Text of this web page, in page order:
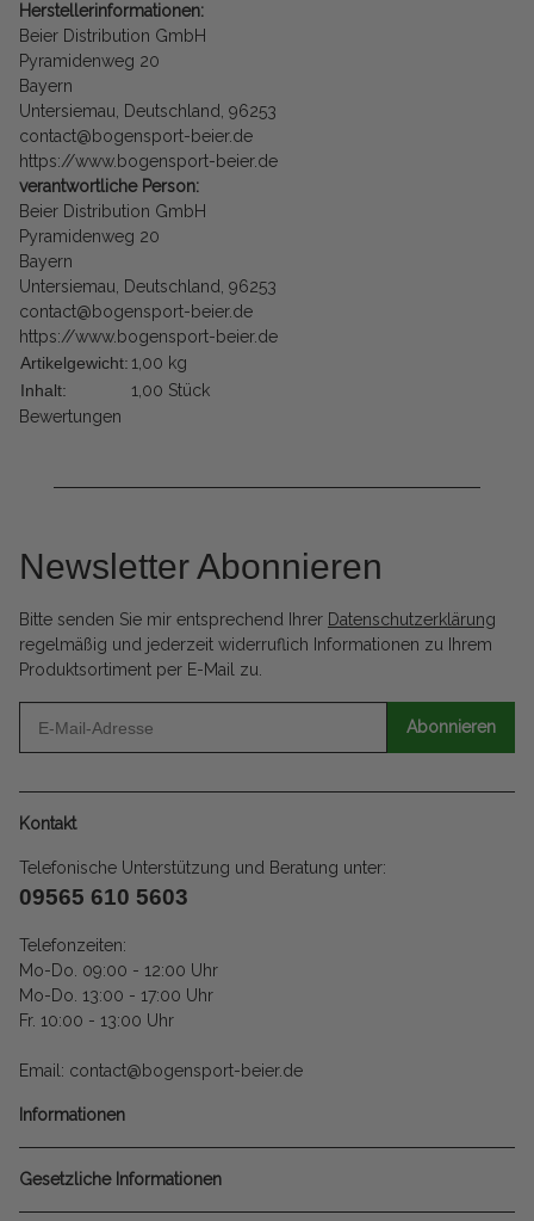
Herstellerinformationen:
Beier Distribution GmbH
Pyramidenweg 20
Bayern
Untersiemau, Deutschland, 96253
contact@bogensport-beier.de
https://www.bogensport-beier.de
verantwortliche Person:
Beier Distribution GmbH
Pyramidenweg 20
Bayern
Untersiemau, Deutschland, 96253
contact@bogensport-beier.de
https://www.bogensport-beier.de
Artikelgewicht: 1,00 kg
Inhalt:
1,00 Stück
Bewertungen
Newsletter Abonnieren
Bitte senden Sie mir entsprechend Ihrer Datenschutzerklärung
regelmäßig und jederzeit widerruflich Informationen zu Ihrem
Produktsortiment per E-Mail zu.
Abonnieren
Kontakt
Telefonische Unterstützung und Beratung unter:
09565 610 5603
Telefonzeiten:
Mo-Do. 09:00 - 12:00 Uhr
Mo-Do. 13:00 - 17:00 Uhr
Fr. 10:00 - 13:00 Uhr
Email: contact@bogensport-beier.de
Informationen
Gesetzliche Informationen